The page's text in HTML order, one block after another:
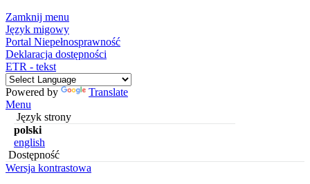
Zamknij menu
Język migowy
Portal Niepełnosprawność
Deklaracja dostępności
ETR - tekst
Powered by
Translate
Menu
Język strony
polski
english
Dostępność
Wersja kontrastowa